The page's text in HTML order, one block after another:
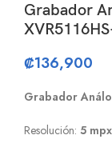
Grabador
₡136,900
Grabador
Resolución: 5